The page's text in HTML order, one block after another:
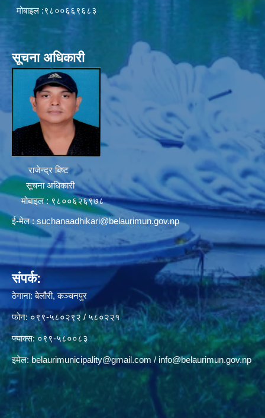
मोबाइल :९८००६६९६८३
सूचना अधिकारी
राजेन्द्र बिष्ट
सूचना अधिकारी
मोबाइल : ९८००६२६९७८
ई-मेल : suchanaadhikari@belaurimun.gov.np
संपर्क:
ठेगाना: बेलौरी, कञ्चनपुर
फोन: ०९९-५८०२९२ / ५८०२२१
फ्याक्स: ०९९-५८००८३
इमेल:belaurimunicipality@gmail.com / info@belaurimun.gov.np